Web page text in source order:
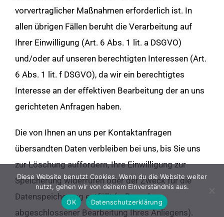
vorvertraglicher Maßnahmen erforderlich ist. In
allen übrigen Fällen beruht die Verarbeitung auf
Ihrer Einwilligung (Art. 6 Abs. 1 lit. a DSGVO)
und/oder auf unseren berechtigten Interessen (Art.
6 Abs. 1 lit. f DSGVO), da wir ein berechtigtes
Interesse an der effektiven Bearbeitung der an uns
gerichteten Anfragen haben.
Die von Ihnen an uns per Kontaktanfragen
übersandten Daten verbleiben bei uns, bis Sie uns
zur Löschung auffordern, Ihre Einwilligung zur
Speicherung widerrufen oder der Zweck für die
Datenspeicherung entfällt (z. B. nach
abgeschlossener Bearbeitung Ihres Anliegens).
Diese Website benutzt Cookies. Wenn du die Website weiter
nutzt, gehen wir von deinem Einverständnis aus.
OK
Datenschutzerklärung